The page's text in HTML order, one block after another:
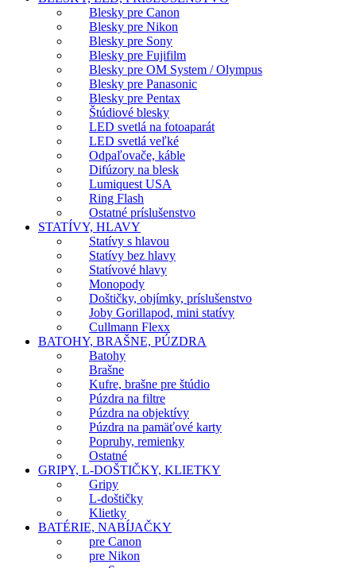
Blesky pre Canon
Blesky pre Nikon
Blesky pre Sony
Blesky pre Fujifilm
Blesky pre OM System / Olympus
Blesky pre Panasonic
Blesky pre Pentax
Štúdiové blesky
LED svetlá na fotoaparát
LED svetlá veľké
Odpaľovače, káble
Difúzory na blesk
Lumiquest USA
Ring Flash
Ostatné príslušenstvo
STATÍVY, HLAVY
Statívy s hlavou
Statívy bez hlavy
Statívové hlavy
Monopody
Doštičky, objímky, príslušenstvo
Joby Gorillapod, mini statívy
Cullmann Flexx
BATOHY, BRAŠNE, PÚZDRA
Batohy
Brašne
Kufre, brašne pre štúdio
Púzdra na filtre
Púzdra na objektívy
Púzdra na pamäťové karty
Popruhy, remienky
Ostatné
GRIPY, L-DOŠTIČKY, KLIETKY
Gripy
L-doštičky
Klietky
BATÉRIE, NABÍJAČKY
pre Canon
pre Nikon